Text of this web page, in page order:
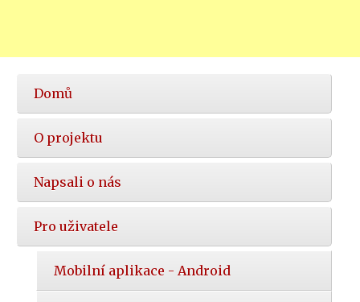
Hlavní
nabídka
Domů
O projektu
Napsali o nás
Pro uživatele
Mobilní aplikace - Android